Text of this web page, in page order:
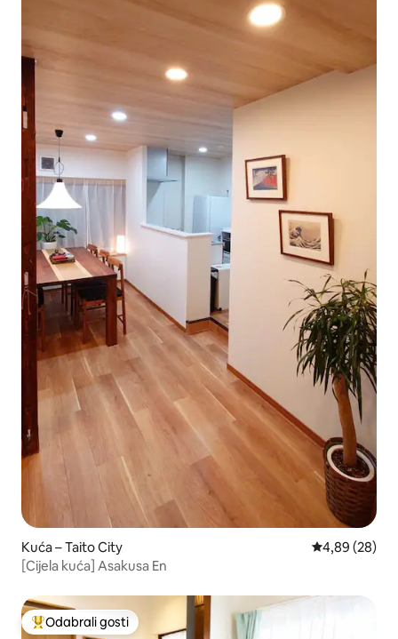
Kuća – Taito City Prosječna
4,89 (28)
[Cijela kuća] Asakusa En
Među najviše rangiranima s oznakom „Odabrali gosti”
Odabrali gosti